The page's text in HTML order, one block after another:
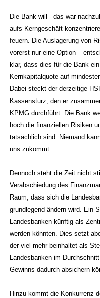
Die Bank will - das war
aufs Kerngeschäft
feuern. Die Auslagerung von
vorerst nur eine Option –
klar, dass dies für die Bank
Kernkapitalquote auf
Dabei steckt der derzeitige
Kassensturz, den er
KPMG durchführt. Die Bank
hoch die finanziellen Risiken
tatsächlich sind. Niemand
uns zukommt.
Dennoch steht die Zeit nicht
Verabschiedung des
Raum, dass sich die
grundlegend ändern wird. Ein
Landesbanken künftig als
werden könnten. Dies setzt
der viel mehr beinhaltet als
Landesbanken im
Gewinns dadurch absichern
Hinzu kommt die Konkurrenz